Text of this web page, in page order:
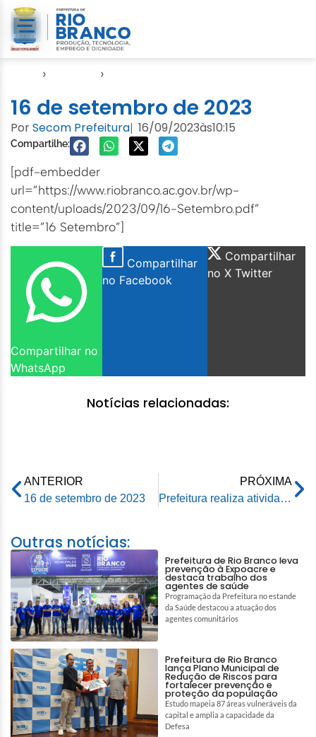
› ›
16 de setembro de 2023
PorSecom Prefeitura| 16/09/2023às10:15
Compartilhe:
[pdf-embedder
url=”https://www.riobranco.ac.gov.br/wp-
content/uploads/2023/09/16-Setembro.pdf”
title=”16 Setembro”]
Compartilhar no
WhatsApp
Compartilhar
no Facebook
Compartilhar
no X Twitter
Notícias relacionadas:
ANTERIOR
16 de setembro de 2023
PRÓXIMA
Prefeitura realiza atividades em alusão ao “Setembro Amarelo” na Cidade do Povo
Outras notícias:
Prefeitura de Rio Branco leva
prevenção à Expoacre e
destaca trabalho dos
agentes de saúde
Programação da Prefeitura no estande
da Saúde destacou a atuação dos
agentes comunitários
Prefeitura de Rio Branco
lança Plano Municipal de
Redução de Riscos para
fortalecer prevenção e
proteção da população
Estudo mapeia 87 áreas vulneráveis da
capital e amplia a capacidade da
Defesa